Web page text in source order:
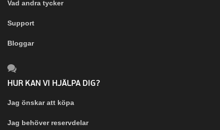
Vad andra tycker
Support
Bloggar
HUR KAN VI HJÄLPA DIG?
Jag önskar att köpa
Jag behöver reservdelar